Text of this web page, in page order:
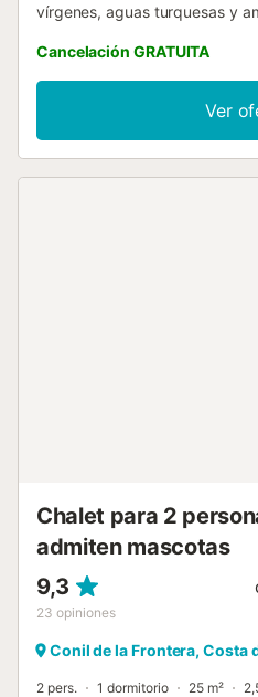
vírgenes, aguas turquesas y
dormitorios, 2 baños
equipada para que os sintáis
primer día. Parking para una
dentro de la propiedad. Carril
aparcamiento. El exterior es
Cancelación GRATUITA
Ver
Chalet para 2
admiten mascotas
9,3
23 opiniones
Conil de la Frontera, Costa
2 pers. 1 dormitorio 25 m²